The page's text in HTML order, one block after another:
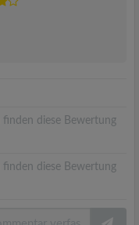
finden diese Bewertung
finden diese Bewertung